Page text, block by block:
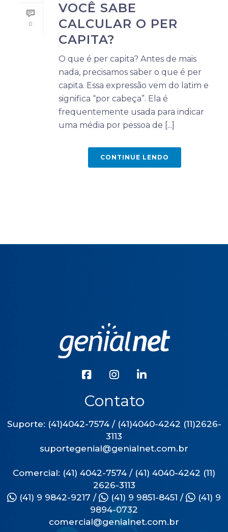
0
VOCÊ SABE
CALCULAR O PER
CAPITA?
O que é per capita? Antes de mais
nada, precisamos saber o que é per
capita. Essa expressão vem do latim e
significa “por cabeça”. Ela é
frequentemente usada para indicar
uma média por pessoa de [...]
CONTINUE LENDO
Contato
Suporte: (41)4042-7574 / (41)4040-4242 (11)2626-
3113
suportegenial@genialnet.com.br
Comercial: (41) 4042-7574 / (41) 4040-4242 (11)
2626-3113
(41) 9 9842-9217 / (41) 9 9851-8451 /
(41) 9
9894-0732
comercial@genialnet.com.br